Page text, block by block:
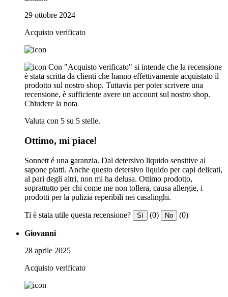
29 ottobre 2024
Acquisto verificato
Con "Acquisto verificato" si intende che la recensione
è stata scritta da clienti che hanno effettivamente acquistato il
prodotto sul nostro shop. Tuttavia per poter scrivere una
recensione, è sufficiente avere un account sul nostro shop.
Chiudere la nota
Valuta con 5 su 5 stelle.
Ottimo, mi piace!
Sonnett é una garanzia. Dal detersivo liquido sensitive al
sapone piatti. Anche questo detersivo liquido per capi delicati,
al pari degli altri, non mi ha delusa. Ottimo prodotto,
soprattutto per chi come me non tollera, causa allergie, i
prodotti per la pulizia reperibili nei casalinghi.
Ti è stata utile questa recensione? Sì (0) No (0)
Giovanni
28 aprile 2025
Acquisto verificato